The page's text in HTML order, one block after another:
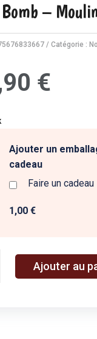
–
Catégorie :
€
Ajouter un
cadeau
Faire un cadeau
1,00 €
Ajouter au